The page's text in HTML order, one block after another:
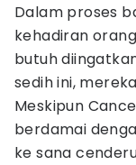
Dalam proses
kehadiran
butuh
sedih ini,
Meskipun
berdamai
ke sana